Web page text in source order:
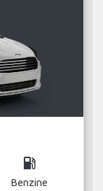
local_gas_station
Benzine